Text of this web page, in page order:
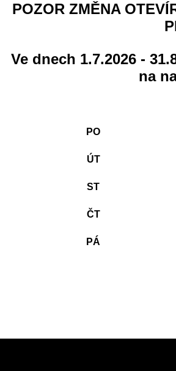
POZOR ZMĚNA
Ve dnech 1.7.2026 -
na
PO
ÚT
ST
ČT
PÁ